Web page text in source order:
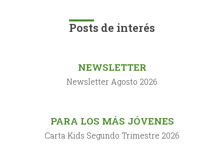
Posts de interés
NEWSLETTER
Newsletter Agosto 2026
PARA LOS MÁS JÓVENES
Carta Kids Segundo Trimestre 2026